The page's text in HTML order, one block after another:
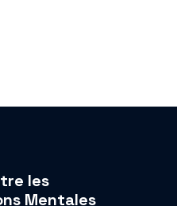
les
Mentales